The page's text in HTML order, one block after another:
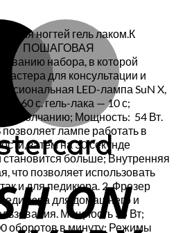
ногтей гель лаком.К
идет ПОШАГОВАЯ
набора, в которой
для консультации и
LED-лампа SuN X,
60 с. гель-лака — 10 с;
умолчанию; Мощность: 54 Вт.
лампе работать в
затем на 30 секунде
больше; Внутренняя
что позволяет использовать
и для педикюра. 2. Фрезер
для домашнего и
Мощность 35 Вт;
оборотов в минуту; Режимы